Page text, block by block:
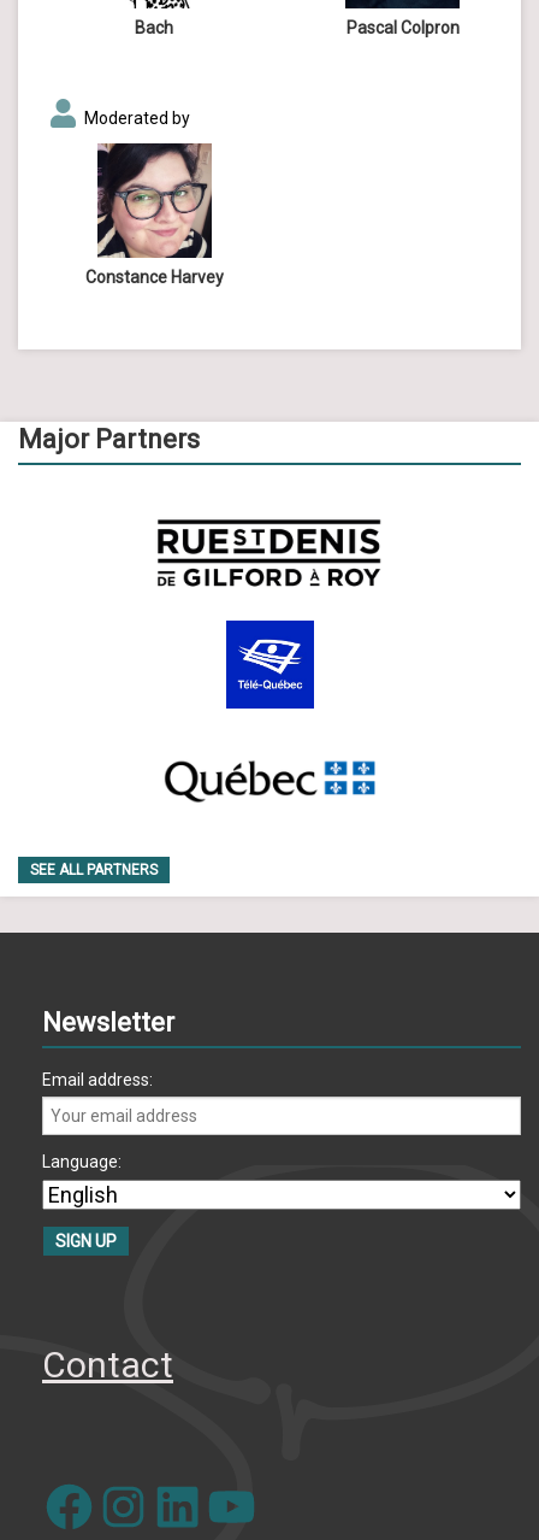
Bach Pascal Colpron
Moderated by
Constance Harvey
Major Partners
SEE ALL PARTNERS
Newsletter
Email address:
Language:
Contact
FacebookInstagramLinkedIn YouTube